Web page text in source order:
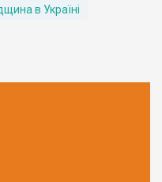
в Україні